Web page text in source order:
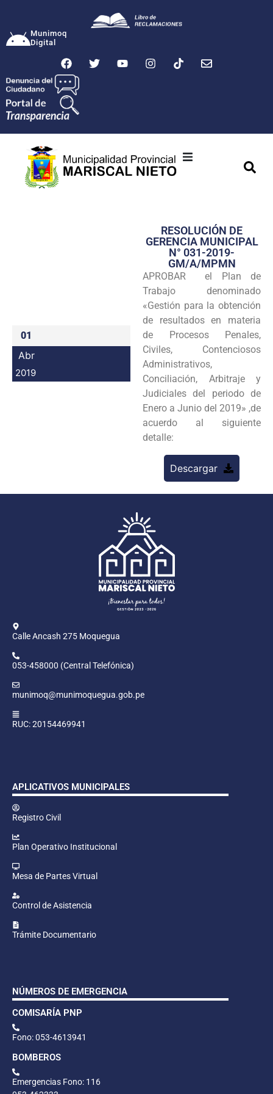
Munimoq
Digital
Transparencia
Seguridad
Programas
Intranet
01
Abr
2019
RESOLUCIÓN DE
GERENCIA MUNICIPAL
N° 031-2019-
GM/A/MPMN
APROBAR el Plan de
Trabajo denominado
«Gestión para la obtención
de resultados en materia
de Procesos Penales,
Civiles, Contenciosos
Administrativos,
Conciliación, Arbitraje y
Judiciales del periodo de
Enero a Junio del 2019» ,de
acuerdo al siguiente
detalle:
Descargar
Calle Ancash 275 Moquegua
053-458000 (Central Telefónica)
munimoq@munimoquegua.gob.pe
RUC: 20154469941
APLICATIVOS MUNICIPALES
Registro Civil
Plan Operativo Institucional
Mesa de Partes Virtual
Control de Asistencia
Trámite Documentario
NÚMEROS DE EMERGENCIA
COMISARÍA PNP
Fono: 053-4613941
BOMBEROS
Emergencias Fono: 116